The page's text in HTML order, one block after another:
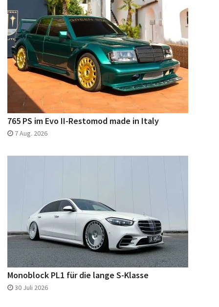
765 PS im Evo II-Restomod made in Italy
7 Aug. 2026
Monoblock PL1 für die lange S-Klasse
30 Juli 2026